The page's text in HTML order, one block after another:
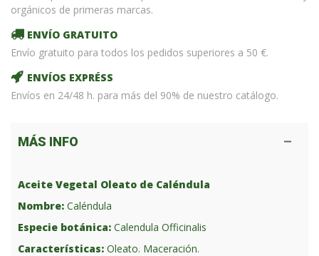
orgánicos de primeras marcas.
ENVÍO GRATUITO
Envío gratuito para todos los pedidos superiores a 50 €.
ENVÍOS EXPRÉSS
Envíos en 24/48 h. para más del 90% de nuestro catálogo.
MÁS INFO
Aceite Vegetal Oleato de Caléndula
Nombre: Caléndula
Especie botánica: Calendula Officinalis
Características: Oleato. Maceración.